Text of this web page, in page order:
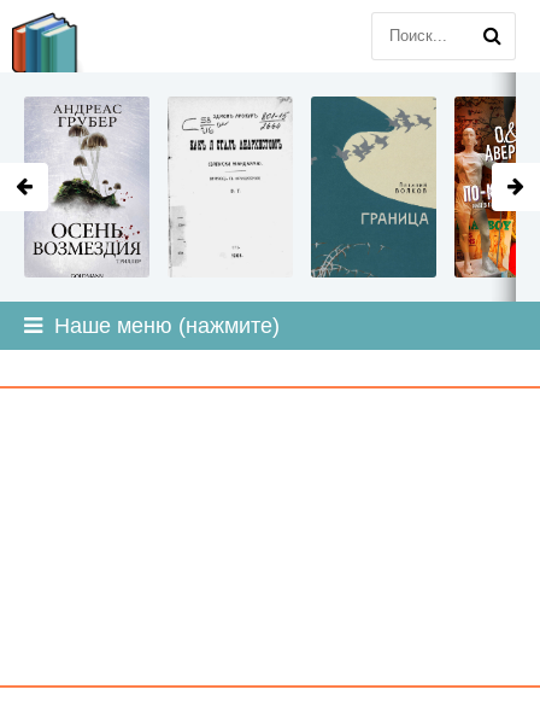
Наше меню (нажмите)
LITMIR.ORG